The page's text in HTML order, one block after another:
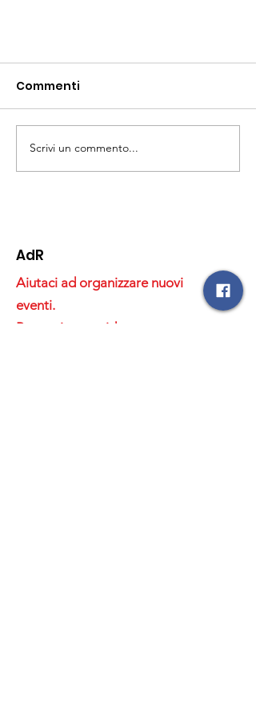
Commenti
Scrivi un commento...
AdR
Aiutaci ad organizzare nuovi
eventi.
Proponi nuove idee